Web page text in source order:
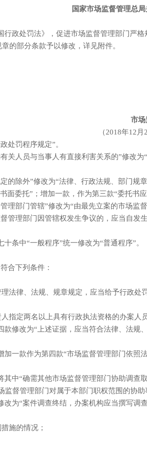
国家市场监督管理总
处罚法》，促进市场监督管理部门严格
的部分条款予以修改，详见附件。
市场
（2018年12
罚程序规定”。
人员与当事人有直接利害关系的”修改为
除外”修改为“法律、行政法规、部门规章
委托”；增加一款，作为第三款“委托书
部门管辖”修改为“由最先立案的市场监督
理部门因管辖权发生争议的，应当自发
中“一般程序”统一修改为“普通程序”。
合下列条件：
法律、法规、规章规定，应当给予行政处
指定两名以上具有行政执法资格的办案人
改为“上述证据，应当符合法律、法规
款作为第四款“市场监督管理部门依照
“确需其他市场监督管理部门协助调查
督管理部门对属于本部门职权范围的协助
“案件调查终结，办案机构应当撰写调
施的情况；